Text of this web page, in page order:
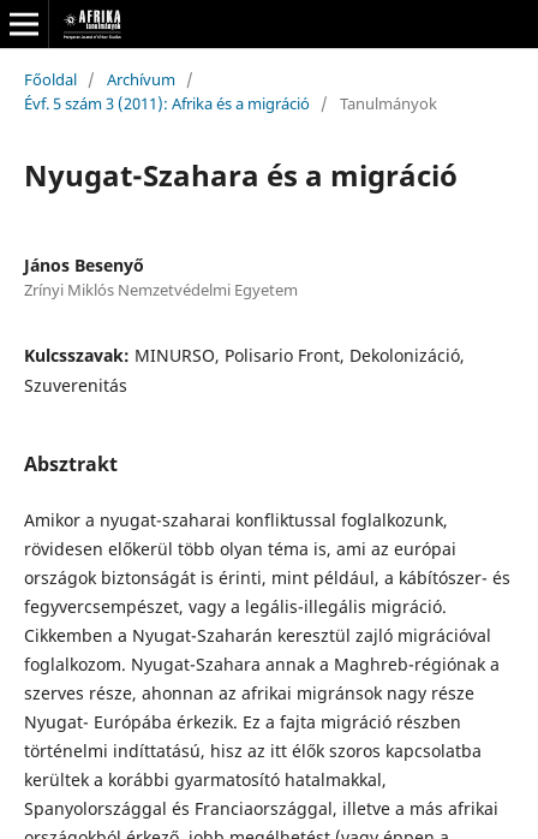
Főoldal / Archívum /
Évf. 5 szám 3 (2011): Afrika és a migráció / Tanulmányok
Nyugat-Szahara és a migráció
János Besenyő
Zrínyi Miklós Nemzetvédelmi Egyetem
Kulcsszavak: MINURSO, Polisario Front, Dekolonizáció,
Szuverenitás
Absztrakt
Amikor a nyugat-szaharai konfliktussal foglalkozunk,
rövidesen előkerül több olyan téma is, ami az európai
országok biztonságát is érinti, mint például, a kábítószer- és
fegyvercsempészet, vagy a legális-illegális migráció.
Cikkemben a Nyugat-Szaharán keresztül zajló migrációval
foglalkozom. Nyugat-Szahara annak a Maghreb-régiónak a
szerves része, ahonnan az afrikai migránsok nagy része
Nyugat- Európába érkezik. Ez a fajta migráció részben
történelmi indíttatású, hisz az itt élők szoros kapcsolatba
kerültek a korábbi gyarmatosító hatalmakkal,
Spanyolországgal és Franciaországgal, illetve a más afrikai